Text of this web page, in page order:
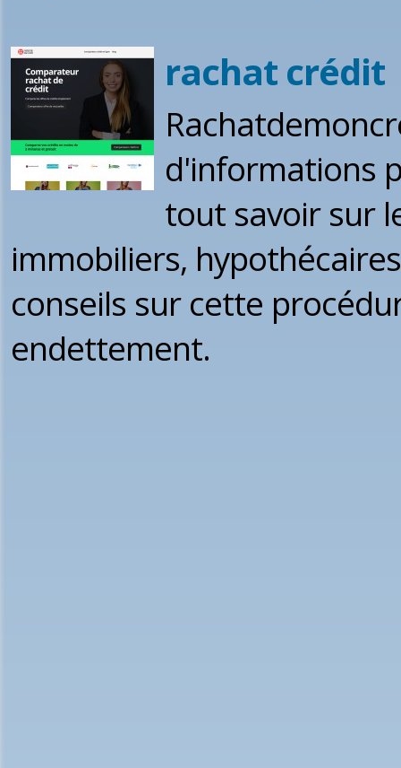
rachat crédit
d'informations
tout savoir sur
immobiliers,
conseils sur cette
endettement.